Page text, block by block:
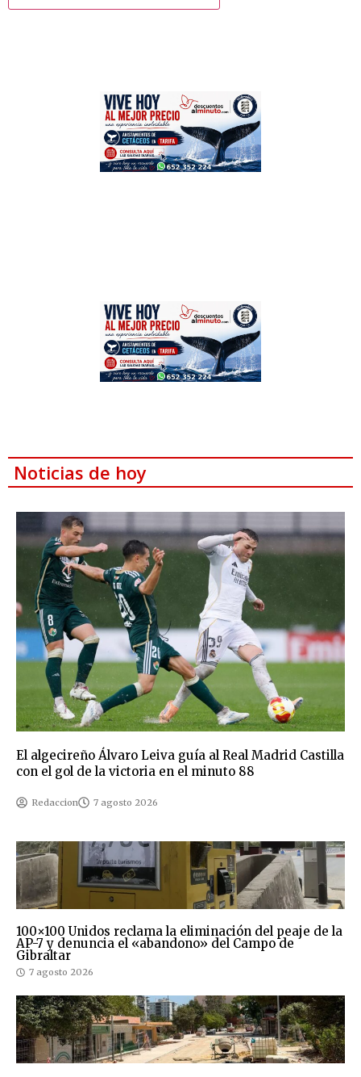
Noticias de hoy
El algecireño Álvaro Leiva guía al Real Madrid Castilla
con el gol de la victoria en el minuto 88
Redaccion 7 agosto 2026
100×100 Unidos reclama la eliminación del peaje de la
AP-7 y denuncia el «abandono» del Campo de
Gibraltar
7 agosto 2026